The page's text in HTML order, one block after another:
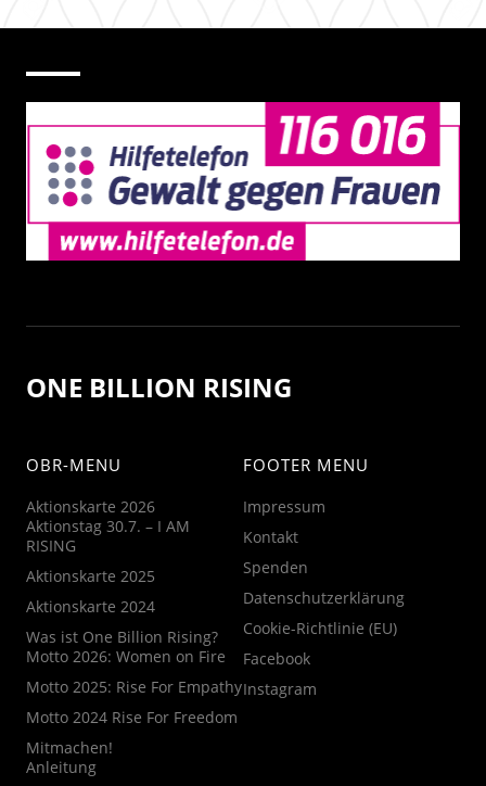
ONE BILLION RISING
OBR-MENU
Aktionskarte 2026
Aktionstag 30.7. – I AM
RISING
Aktionskarte 2025
Aktionskarte 2024
Was ist One Billion Rising?
Motto 2026: Women on Fire
Motto 2025: Rise For Empathy
Motto 2024 Rise For Freedom
Mitmachen!
Anleitung
FOOTER MENU
Impressum
Kontakt
Spenden
Datenschutzerklärung
Cookie-Richtlinie (EU)
Facebook
Instagram